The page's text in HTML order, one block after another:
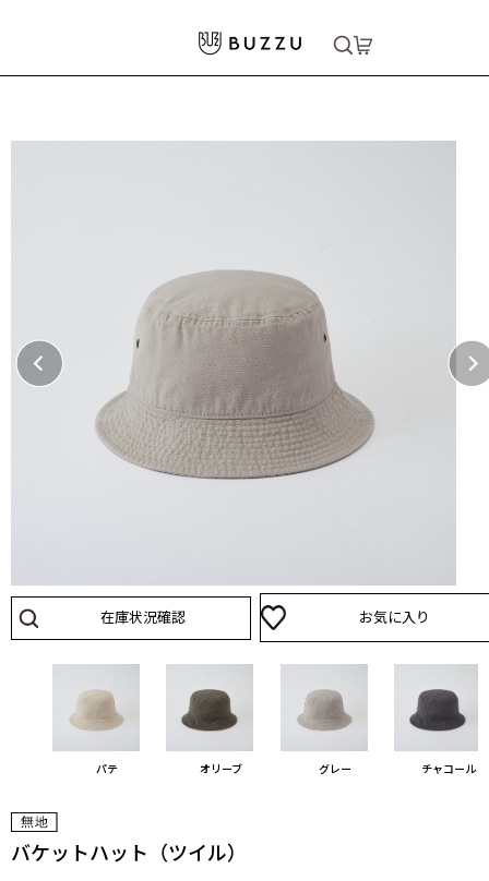
バケットハット（ツイル）
在庫状況確認 お気に入り
パテ オリーブ グレー チャコール
バケットハット（ツイル）